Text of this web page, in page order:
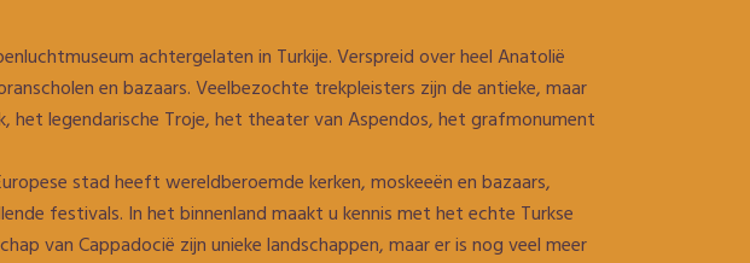
achtergelaten in Turkije. Verspreid over heel Anatolië
en bazaars. Veelbezochte trekpleisters zijn de antieke, maar
legendarische Troje, het theater van Aspendos, het grafmonument
stad heeft wereldberoemde kerken, moskeeën en bazaars,
festivals. In het binnenland maakt u kennis met het echte Turkse
van Cappadocië zijn unieke landschappen, maar er is nog veel meer